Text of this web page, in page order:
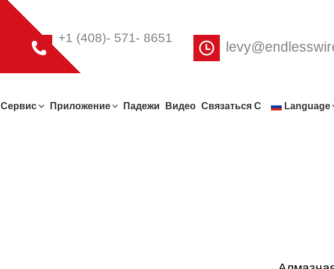
+1 (408)- 571- 8651
Сервис Приложение Падежи Видео Связаться С Language